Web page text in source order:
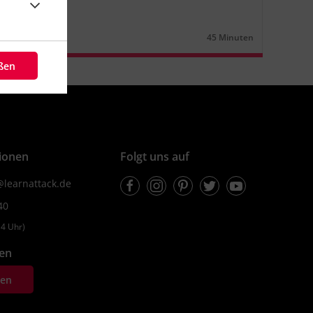
Dauer:
45 Minuten
Uhr)
Folgt uns auf
FacebookInstagramPinterestTwitterYoutube